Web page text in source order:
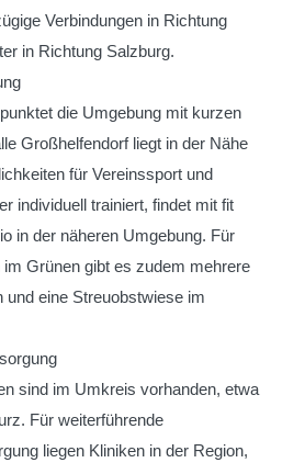
Verbindungen in Richtung
in Richtung Salzburg.
die Umgebung mit kurzen
Großhelfendorf liegt in der Nähe
für Vereinssport und
individuell trainiert, findet mit fit
in der näheren Umgebung. Für
Grünen gibt es zudem mehrere
und eine Streuobstwiese im
sind im Umkreis vorhanden, etwa
Für weiterführende
liegen Kliniken in der Region,